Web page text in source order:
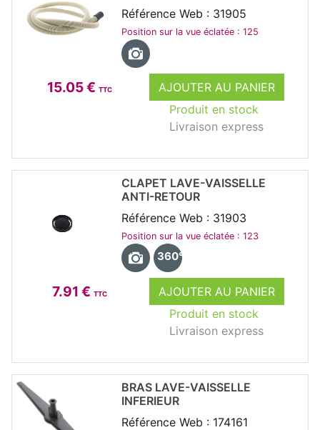
15.05 € TTC
AJOUTER AU PANIER
Produit en stock
Livraison express
Référence Web : 31905
Position sur la vue éclatée : 125
7.91 € TTC
AJOUTER AU PANIER
Produit en stock
Livraison express
CLAPET LAVE-VAISSELLE
ANTI-RETOUR
Référence Web : 31903
Position sur la vue éclatée : 123
360°
BRAS LAVE-VAISSELLE
INFERIEUR
Référence Web : 174161